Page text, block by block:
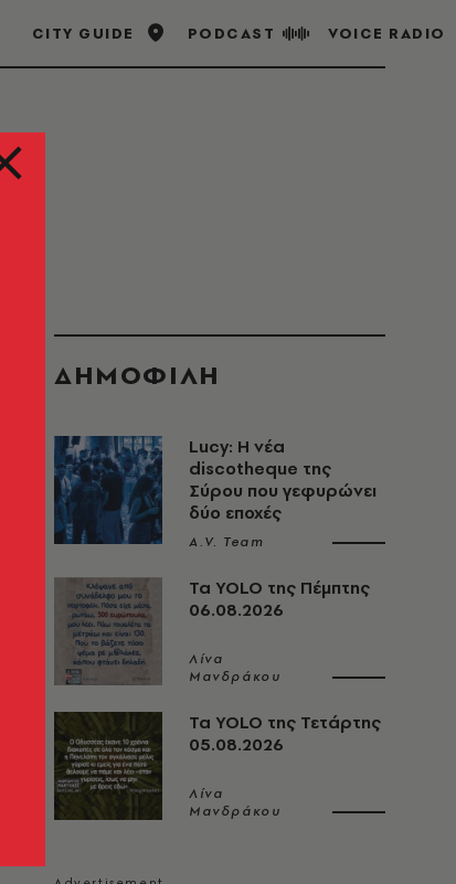
CITY GUIDE PODCAST VOICE RADIO
ΔΗΜΟΦΙΛΗ
Lucy: Η νέα
discotheque της
Σύρου που γεφυρώνει
δύο εποχές
A.V. Team
Τα YOLO της Πέμπτης
06.08.2026
Λίνα
Μανδράκου
Τα YOLO της Τετάρτης
05.08.2026
Λίνα
Μανδράκου